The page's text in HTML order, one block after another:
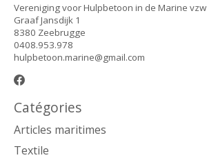
Vereniging voor Hulpbetoon in de Marine vzw
Graaf Jansdijk 1
8380 Zeebrugge
0408.953.978
hulpbetoon.marine@gmail.com
Catégories
Articles maritimes
Textile